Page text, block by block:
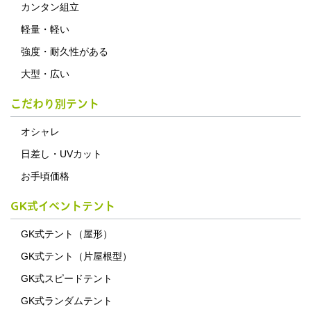
カンタン組立
軽量・軽い
強度・耐久性がある
大型・広い
こだわり別テント
オシャレ
日差し・UVカット
お手頃価格
GK式イベントテント
GK式テント（屋形）
GK式テント（片屋根型）
GK式スピードテント
GK式ランダムテント